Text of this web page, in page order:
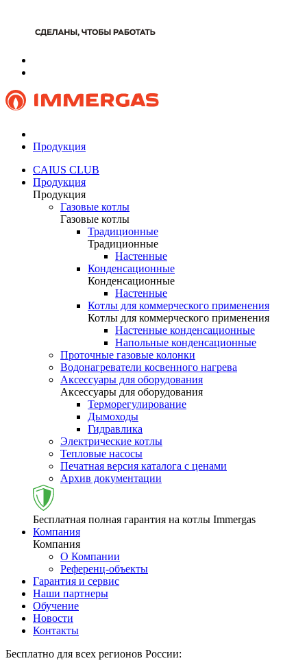
Продукция
CAIUS CLUB
Продукция
Продукция
Газовые котлы
Газовые котлы
Традиционные
Традиционные
Настенные
Конденсационные
Конденсационные
Настенные
Котлы для коммерческого применения
Котлы для коммерческого применения
Настенные конденсационные
Напольные конденсационные
Проточные газовые колонки
Водонагреватели косвенного нагрева
Аксессуары для оборудования
Аксессуары для оборудования
Терморегулирование
Дымоходы
Гидравлика
Электрические котлы
Тепловые насосы
Печатная версия каталога с ценами
Архив документации
Бесплатная полная гарантия на котлы Immergas
Компания
Компания
О Компании
Референц-объекты
Гарантия и сервис
Наши партнеры
Обучение
Новости
Контакты
Бесплатно для всех регионов России: